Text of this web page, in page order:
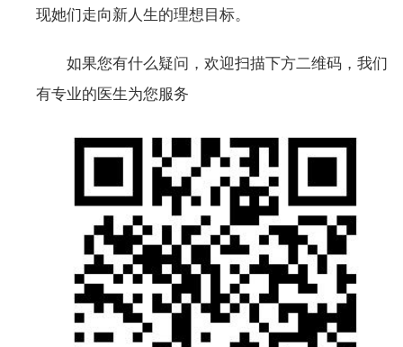
现她们走向新人生的理想目标。
如果您有什么疑问，欢迎扫描下方二维码，我们
有专业的医生为您服务